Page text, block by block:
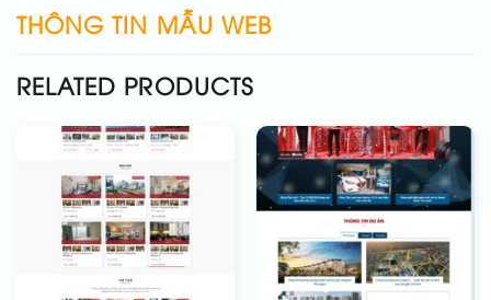
THÔNG TIN MẪU WEB
RELATED PRODUCTS